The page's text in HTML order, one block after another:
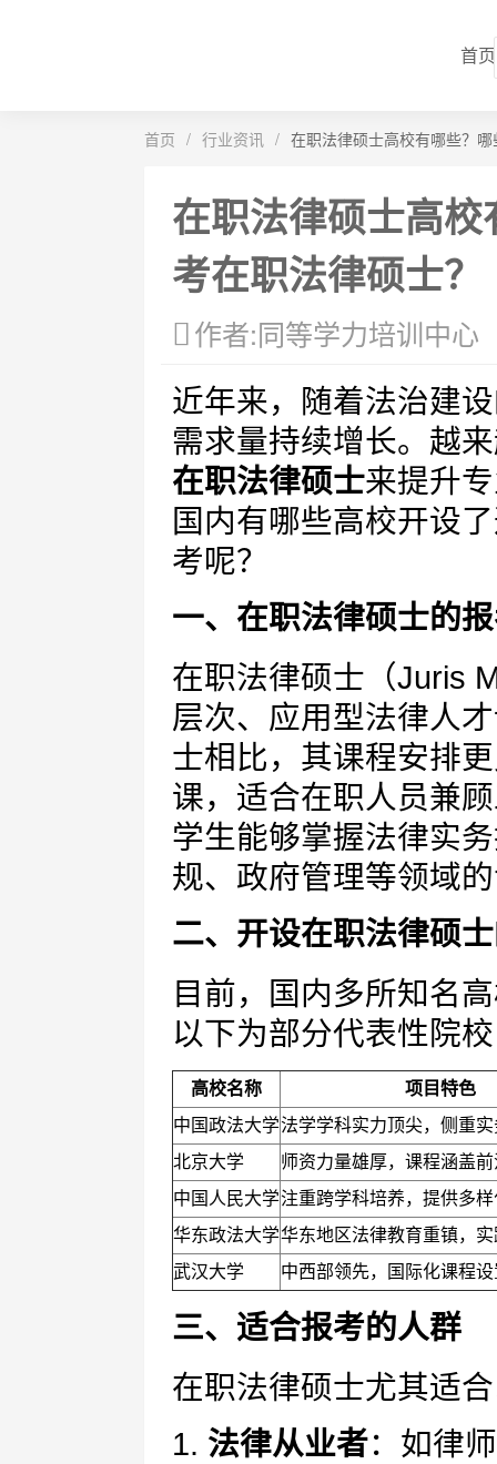
首页
首页 / 行业资讯 / 在职法律硕士高校有哪些？
在职法律硕士高
考在职法律硕士？
作者:同等学力培训中心
近年来，随着法治建
需求量持续增长。越
在职法律硕士来提升
国内有哪些高校开设
考呢？
一、在职法律硕士的
在职法律硕士（Juris
层次、应用型法律人
士相比，其课程安排
课，适合在职人员兼
学生能够掌握法律实
规、政府管理等领域
二、开设在职法律硕
目前，国内多所知名
以下为部分代表性院
高校名称
项目特色
中国政法大学法学学科实力顶尖，侧重
北京大学
师资力量雄厚，课程涵盖
中国人民大学注重跨学科培养，提供多
华东政法大学华东地区法律教育重镇，
武汉大学
中西部领先，国际化课程设
三、适合报考的人群
在职法律硕士尤其适
1. 法律从业者：如律